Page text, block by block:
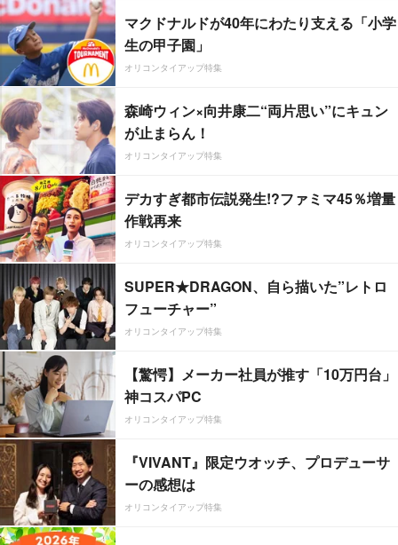
マクドナルドが40年にわたり支える「小学
生の甲子園」
オリコンタイアップ特集
森崎ウィン×向井康二“両片思い”にキュン
が止まらん！
オリコンタイアップ特集
デカすぎ都市伝説発生!?ファミマ45％増量
作戦再来
オリコンタイアップ特集
SUPER★DRAGON、自ら描いた”レトロ
フューチャー”
オリコンタイアップ特集
【驚愕】メーカー社員が推す「10万円台」
神コスパPC
オリコンタイアップ特集
『VIVANT』限定ウオッチ、プロデューサ
ーの感想は
オリコンタイアップ特集